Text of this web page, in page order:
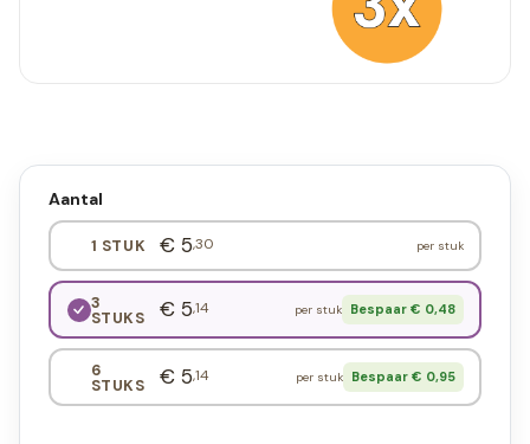
Aantal
1 STUK € 5,30 per stuk
3
STUKS € 5,14 per stuk Bespaar € 0,48
6
STUKS € 5,14 per stuk Bespaar € 0,95